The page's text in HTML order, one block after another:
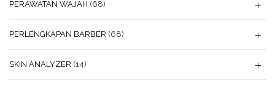
PERAWATAN WAJAH (68)
PERLENGKAPAN BARBER (68)
SKIN ANALYZER (14)